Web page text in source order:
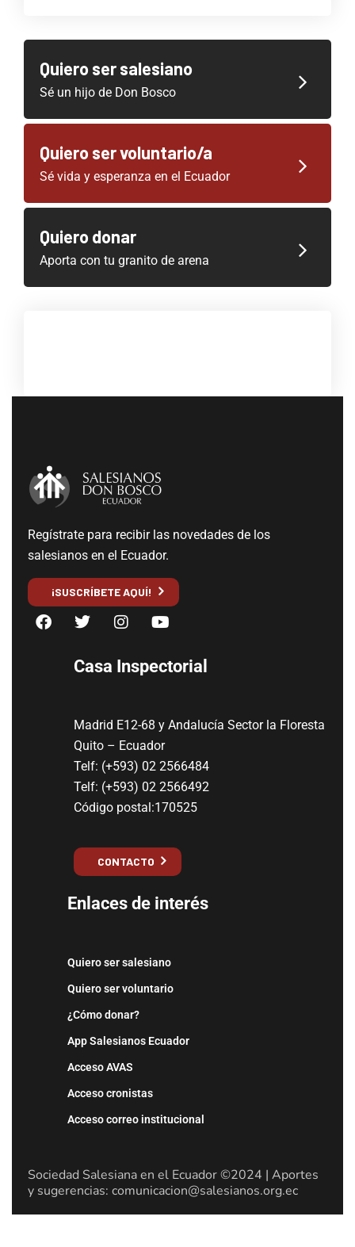
Quiero ser salesiano
Sé un hijo de Don Bosco
Quiero ser voluntario/a
Sé vida y esperanza en el Ecuador
Quiero donar
Aporta con tu granito de arena
Regístrate para recibir las novedades de los
salesianos en el Ecuador.
¡SUSCRÍBETE AQUÍ!
Casa Inspectorial
Madrid E12-68 y Andalucía Sector la Floresta
Quito – Ecuador
Telf: (+593) 02 2566484
Telf: (+593) 02 2566492
Código postal:170525
CONTACTO
Enlaces de interés
Quiero ser salesiano
Quiero ser voluntario
¿Cómo donar?
App Salesianos Ecuador
Acceso AVAS
Acceso cronistas
Acceso correo institucional
Sociedad Salesiana en el Ecuador ©2024 | Aportes
y sugerencias: comunicacion@salesianos.org.ec